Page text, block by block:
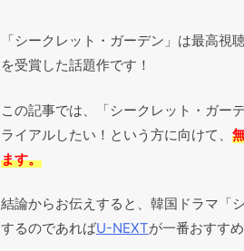
「シークレット・ガーデン」は最高
を受賞した話題作です！
この記事では、「シークレット・ガー
ライアルしたい！という方に向けて、
ます。
結論からお伝えすると、韓国ドラマ「
するのであればU-NEXTが一番おすすめ